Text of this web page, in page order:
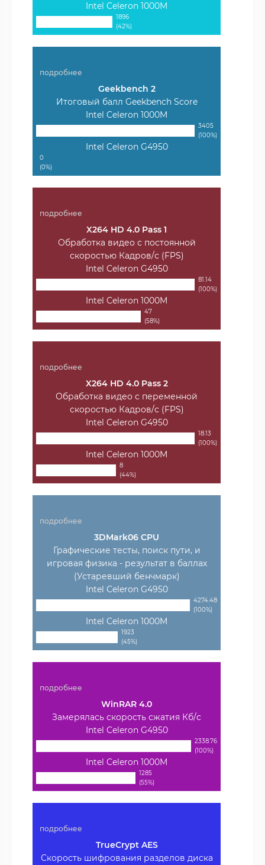
Intel Celeron 1000M
1896
(42%)
подробнее
Geekbench 2
Итоговый балл Geekbench Score
Intel Celeron 1000M
3405
(100%)
Intel Celeron G4950
0
(0%)
подробнее
X264 HD 4.0 Pass 1
Обработка видео с постоянной
скоростью Кадров/с (FPS)
Intel Celeron G4950
81.14
(100%)
Intel Celeron 1000M
47
(58%)
подробнее
X264 HD 4.0 Pass 2
Обработка видео с переменной
скоростью Кадров/с (FPS)
Intel Celeron G4950
18.13
(100%)
Intel Celeron 1000M
8
(44%)
подробнее
3DMark06 CPU
Графические тесты, поиск пути, и
игровая физика - результат в баллах
(Устаревший бенчмарк)
Intel Celeron G4950
4274.48
(100%)
Intel Celeron 1000M
1923
(45%)
подробнее
WinRAR 4.0
Замерялась скорость сжатия Кб/с
Intel Celeron G4950
2338.76
(100%)
Intel Celeron 1000M
1285
(55%)
подробнее
TrueCrypt AES
Скорость шифрования разделов диска